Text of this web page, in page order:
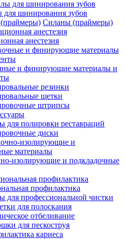
для шинирования зубов
Силаны (праймеры)
анестезия
и финирующие материалы и
резинки
щетки
штрипсы
для полировки реставраций
диски
изолирующие и подкладочные
профилактика
для профессиональной чистки
для полоскания
отбеливание
для пескоструя
кариеса